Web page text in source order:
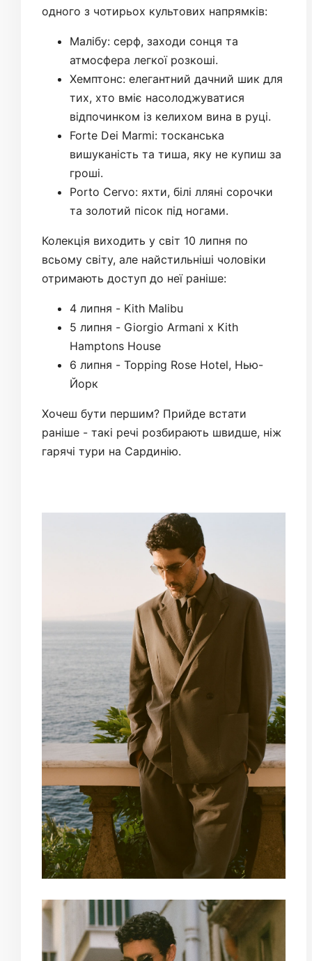
одного з чотирьох культових напрямків:
Малібу: серф, заходи сонця та
атмосфера легкої розкоші.
Хемптонс: елегантний дачний шик для
тих, хто вміє насолоджуватися
відпочинком із келихом вина в руці.
Forte Dei Marmi: тосканська
вишуканість та тиша, яку не купиш за
гроші.
Porto Cervo: яхти, білі лляні сорочки
та золотий пісок під ногами.
Колекція виходить у світ 10 липня по
всьому світу, але найстильніші чоловіки
отримають доступ до неї раніше:
4 липня - Kith Malibu
5 липня - Giorgio Armani x Kith
Hamptons House
6 липня - Topping Rose Hotel, Нью-
Йорк
Хочеш бути першим? Прийде встати
раніше - такі речі розбирають швидше, ніж
гарячі тури на Сардинію.